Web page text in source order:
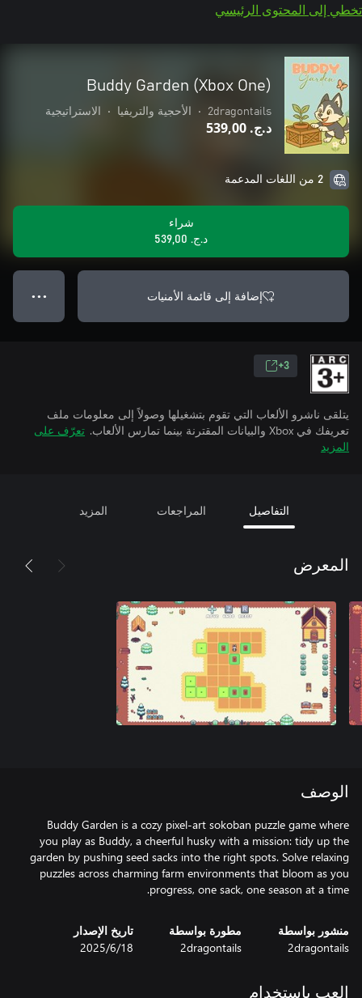
تخطي إلى المحتوى الرئيسي
Buddy Garden (Xbox One)
2dragontails
• الأحجية والتريفيا • الاستراتيجية
د.ج.‏ 539,00
2 من اللغات المدعمة
شراء
د.ج.‏ 539,00
إضافة إلى قائمة الأمنيات ● ● ●
3+
يتلقى ناشرو الألعاب التي تقوم بتشغيلها وصولاً إلى معلومات ملف
تعريفك في Xbox والبيانات المقترنة بينما تمارس الألعاب.
تعرّف على
المزيد
التفاصيل المراجعات المزيد
المعرض
الوصف
Buddy Garden is a cozy pixel-art sokoban puzzle game where
you play as Buddy, a cheerful husky with a mission: tidy up the
garden by pushing seed sacks into the right spots. Solve relaxing
puzzles across charming farm environments that bloom as you
progress, one sack, one season at a time.
منشور بواسطة
2dragontails
مطورة بواسطة
2dragontails
تاريخ الإصدار
18‏/6‏/2025
العب باستخدام